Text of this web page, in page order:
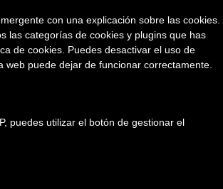
con una explicación sobre las cookies.
las categorías de cookies y plugins que has
de cookies. Puedes desactivar el uso de
puede dejar de funcionar correctamente.
puedes utilizar el botón de gestionar el